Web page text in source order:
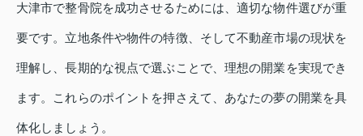
大津市で整骨院を成功させるためには、適切な物件選びが重
要です。立地条件や物件の特徴、そして不動産市場の現状を
理解し、長期的な視点で選ぶことで、理想の開業を実現でき
ます。これらのポイントを押さえて、あなたの夢の開業を具
体化しましょう。